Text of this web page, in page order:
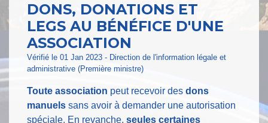
DONS, DONATIONS ET
LEGS AU BÉNÉFICE D'UNE
ASSOCIATION
Vérifié le 01 Jan 2023 - Direction de l'information légale et
administrative (Première ministre)
Toute association peut recevoir des dons
manuels sans avoir à demander une autorisation
spéciale. En revanche, seules certaines